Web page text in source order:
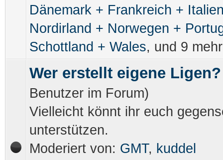
Dänemark + Frankreich +
Nordirland + Norwegen +
Schottland + Wales, und 9
Wer erstellt eigene Ligen?
Benutzer im Forum)
Vielleicht könnt ihr euch
unterstützen.
Moderiert von: GMT, kuddel